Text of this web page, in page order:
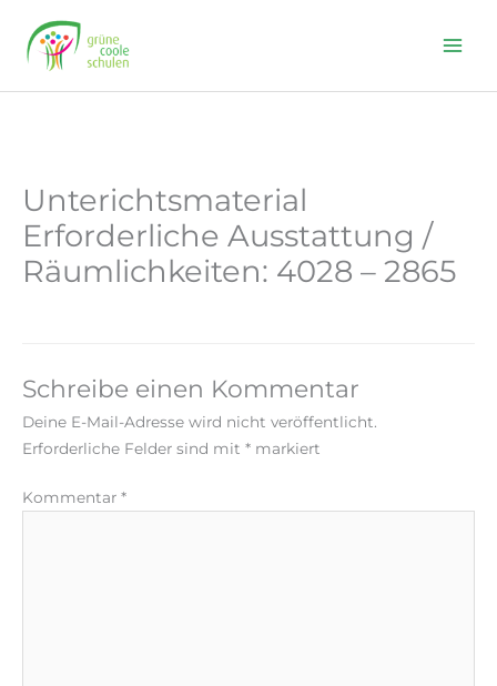
content
Unterichtsmaterial
Erforderliche Ausstattung /
Räumlichkeiten: 4028 – 2865
Schreibe einen Kommentar
Deine E-Mail-Adresse wird nicht veröffentlicht.
Erforderliche Felder sind mit * markiert
Kommentar *